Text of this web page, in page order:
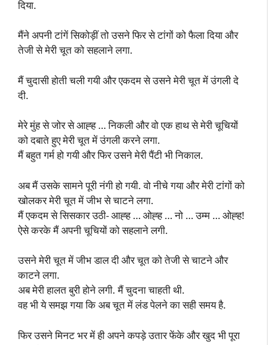
दिया.
मैंने अपनी टांगें सिकोड़ीं तो उसने फिर से टांगों को फैला दिया और
तेजी से मेरी चूत को सहलाने लगा.
मैं चुदासी होती चली गयी और एकदम से उसने मेरी चूत में उंगली दे
दी.
मेरे मुंह से जोर से आह्ह … निकली और वो एक हाथ से मेरी चूचियों
को दबाते हुए मेरी चूत में उंगली करने लगा.
मैं बहुत गर्म हो गयी और फिर उसने मेरी पैंटी भी निकाल.
अब मैं उसके सामने पूरी नंगी हो गयी. वो नीचे गया और मेरी टांगों को
खोलकर मेरी चूत में जीभ से चाटने लगा.
मैं एकदम से सिसकार उठी- आह्ह … ओह्ह … नो … उम्म … ओह्ह!
ऐसे करके मैं अपनी चूचियों को सहलाने लगी.
उसने मेरी चूत में जीभ डाल दी और चूत को तेजी से चाटने और
काटने लगा.
अब मेरी हालत बुरी होने लगी. मैं चुदना चाहती थी.
वह भी ये समझ गया कि अब चूत में लंड पेलने का सही समय है.
फिर उसने मिनट भर में ही अपने कपड़े उतार फेंके और खुद भी पूरा